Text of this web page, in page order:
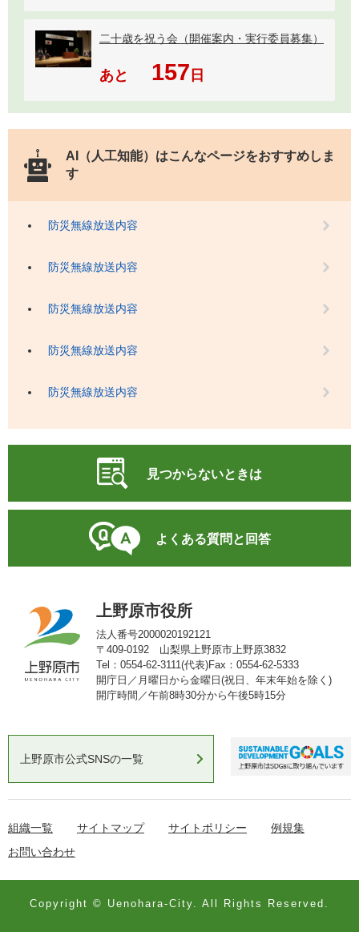
二十歳を祝う会（開催案内・実行委員募集）
あと 157 日
AI（人工知能）はこんなページをおすすめしま
す
防災無線放送内容
防災無線放送内容
防災無線放送内容
防災無線放送内容
防災無線放送内容
見つからないときは
よくある質問と回答
上野原市役所
法人番号2000020192121
〒409-0192 山梨県上野原市上野原3832
Tel：0554-62-3111(代表)Fax：0554-62-5333
開庁日／月曜日から金曜日(祝日、年末年始を除く)
開庁時間／午前8時30分から午後5時15分
上野原市公式SNSの一覧
組織一覧 サイトマップ サイトポリシー
例規集
お問い合わせ
Copyright © Uenohara-City. All Rights Reserved.